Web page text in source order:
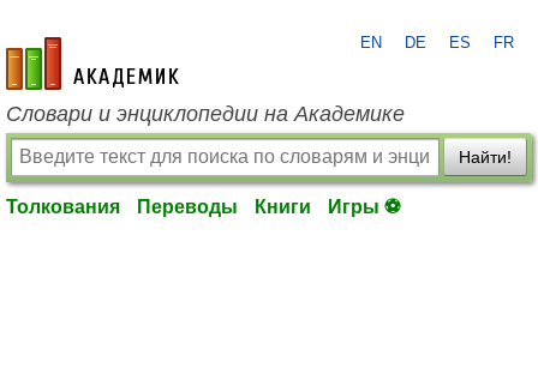
academic.ru
EN DE ES FR
Словари и энциклопедии на Академике
Найти!
Толкования Переводы Книги Игры ⚽